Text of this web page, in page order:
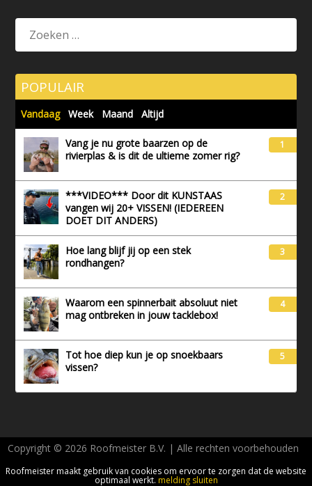
POPULAIR
Vandaag Week Maand Altijd
Vang je nu grote baarzen op de
rivierplas & is dit de ultieme zomer rig?
1
***VIDEO*** Door dit KUNSTAAS
vangen wij 20+ VISSEN! (IEDEREEN
DOET DIT ANDERS)
2
Hoe lang blijf jij op een stek
rondhangen?
3
Waarom een spinnerbait absoluut niet
mag ontbreken in jouw tacklebox!
4
Tot hoe diep kun je op snoekbaars
vissen?
5
Roofmeister maakt gebruik van cookies om ervoor te zorgen dat de website
optimaal werkt. melding sluiten
Copyright © 2026 Roofmeister B.V. | Alle rechten voorbehouden
AVG - Privacy